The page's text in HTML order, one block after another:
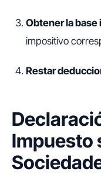
Obtener la
impositivo
Restar
Impuesto